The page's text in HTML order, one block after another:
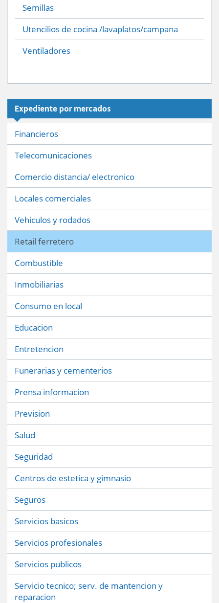
Semillas
Utencilios de cocina /lavaplatos/campana
Ventiladores
Expediente por mercados
Financieros
Telecomunicaciones
Comercio distancia/ electronico
Locales comerciales
Vehiculos y rodados
Retail ferretero
Combustible
Inmobiliarias
Consumo en local
Educacion
Entretencion
Funerarias y cementerios
Prensa informacion
Prevision
Salud
Seguridad
Centros de estetica y gimnasio
Seguros
Servicios basicos
Servicios profesionales
Servicios publicos
Servicio tecnico; serv. de mantencion y
reparacion